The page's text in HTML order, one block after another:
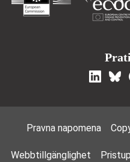
Footer Menu
Pravna napomena
Webbtillgänglighet